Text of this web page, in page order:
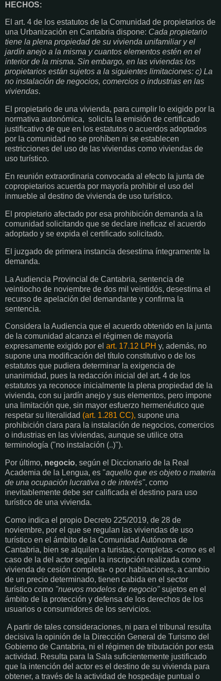
HECHOS:
El art. 4 de los estatutos de la Comunidad de propietarios de
una Urbanización en Cantabria dispone: Cada propietario
tiene la plena propiedad de su vivienda unifamiliar y el
jardín anejo a la misma y cuantos elementos estén en el
interior de la misma. Sin embargo, en las viviendas los
propietarios están sujetos a la siguientes limitaciones: c) La
no instalación de negocios, comercios o industrias en las
viviendas.
El propietario de una vivienda, para cumplir lo exigido por la
normativa autonómica, solicita la emisión de certificado
justificativo de que en los estatutos o acuerdos adoptados
por la comunidad no se prohíben ni se establecen
restricciones del uso de las viviendas como viviendas de
uso turístico.
En reunión extraordinaria convocada al efecto la junta de
copropietarios acuerda por mayoría prohibir el uso del
inmueble al destino de vivienda de uso turístico.
El propietario afectado por esa prohibición demanda a la
comunidad solicitando que se declare ineficaz el acuerdo
adoptado y se expida el certificado solicitado.
El juzgado de primera instancia desestima íntegramente la
demanda.
La Audiencia Provincial de Cantabria, sentencia de
veintiocho de noviembre de dos mil veintidós, desestima el
recurso de apelación del demandante y confirma la
sentencia.
Considera la Audiencia que el acuerdo obtenido en la junta
de la comunidad alcanza el régimen de mayoría
expresamente exigido por el art. 17.12 LPH y, además, no
supone una modificación del título constitutivo o de los
estatutos que pudiera determinar la exigencia de
unanimidad, pues la redacción inicial del art. 4 de los
estatutos ya reconoce inicialmente la plena propiedad de la
vivienda, con su jardín anejo y sus elementos, pero impone
una limitación que, sin mayor esfuerzo hermenéutico que
respetar su literalidad (art. 1.281 CC), supone una
prohibición clara para la instalación de negocios, comercios
o industrias en las viviendas, aunque se utilice otra
terminología ("no instalación (..)").
Por último, negocio, según el Diccionario de la Real
Academia de la Lengua, es "aquello que es objeto o materia
de una ocupación lucrativa o de interés", como
inevitablemente debe ser calificada el destino para uso
turístico de una vivienda.
Como indica el propio Decreto 225/2019, de 28 de
noviembre, por el que se regulan las viviendas de uso
turístico en el ámbito de la Comunidad Autónoma de
Cantabria, bien se alquilen a turistas, completas -como es el
caso de la del actor según la inscripción realizada como
vivienda de cesión completa- o por habitaciones, a cambio
de un precio determinado, tienen cabida en el sector
turístico como "nuevos modelos de negocio"sujetos en el
ámbito de la protección y defensa de los derechos de los
usuarios o consumidores de los servicios.
A partir de tales consideraciones, ni para el tribunal resulta
decisiva la opinión de la Dirección General de Turismo del
Gobierno de Cantabria, ni el régimen de tributación por esta
actividad. Resulta para la Sala suficientemente justificado
que la intención del actor es el destino de su vivienda para
obtener, a través de la actividad de hospedaje puntual o